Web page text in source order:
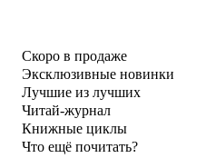
Скоро в продаже
Эксклюзивные новинки
Лучшие из лучших
Читай-журнал
Книжные циклы
Что ещё почитать?